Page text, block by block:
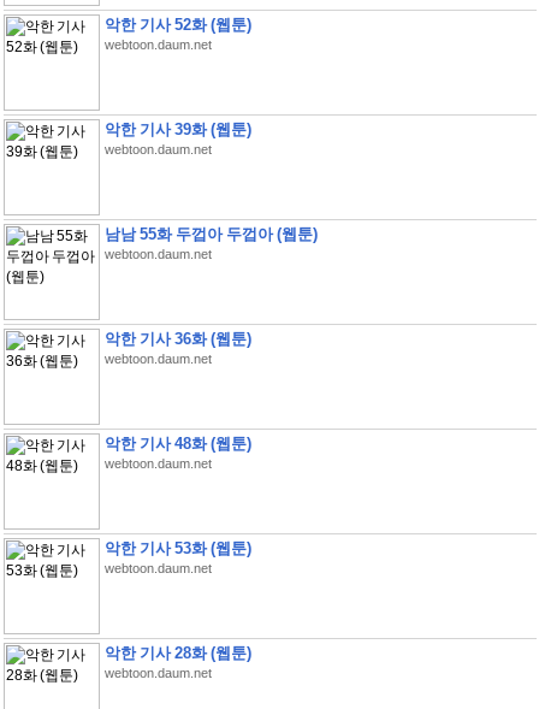
악한 기사 52화 (웹툰)
webtoon.daum.net
악한 기사 39화 (웹툰)
webtoon.daum.net
남남 55화 두껍아 두껍아 (웹툰)
webtoon.daum.net
악한 기사 36화 (웹툰)
webtoon.daum.net
악한 기사 48화 (웹툰)
webtoon.daum.net
악한 기사 53화 (웹툰)
webtoon.daum.net
악한 기사 28화 (웹툰)
webtoon.daum.net